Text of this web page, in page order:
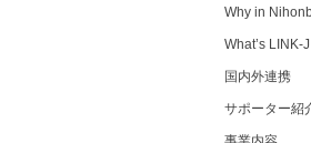
Why in
What’s LINK-
国内外連携
サポーター紹